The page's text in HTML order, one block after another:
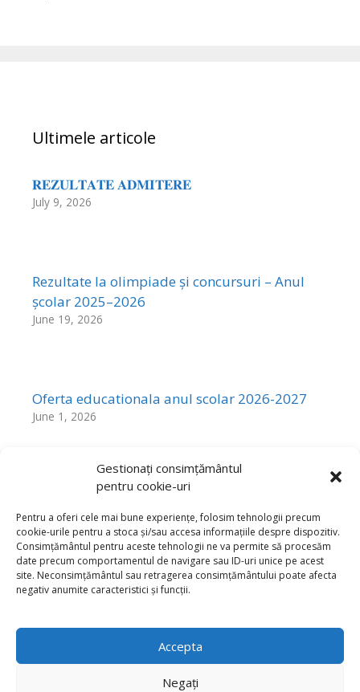
Gestionați consimțământul
pentru cookie-uri
Pentru a oferi cele mai bune experiențe, folosim tehnologii precum
cookie-urile pentru a stoca și/sau accesa informațiile despre dispozitiv.
Consimțământul pentru aceste tehnologii ne va permite să procesăm
date precum comportamentul de navigare sau ID-uri unice pe acest
site. Neconsimțământul sau retragerea consimțământului poate afecta
negativ anumite caracteristici și funcții.
Accepta
Negați
Ultimele articole
𝐑𝐄𝐙𝐔𝐋𝐓𝐀𝐓𝐄 𝐀𝐃𝐌𝐈𝐓𝐄𝐑𝐄
July 9, 2026
Rezultate la olimpiade și concursuri – Anul
școlar 2025–2026
June 19, 2026
Oferta educationala anul scolar 2026-2027
June 1, 2026
Rezultatele Probelor de Aptitudini sesiunea
mai 2026
May 25, 2026
Click to accept marketing cookies and
enable this content